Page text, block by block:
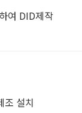
여 DID제작
조 설치